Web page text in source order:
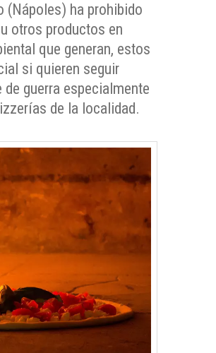
(Nápoles) ha prohibido
otros productos en
que generan, estos
si quieren seguir
guerra especialmente
de la localidad.